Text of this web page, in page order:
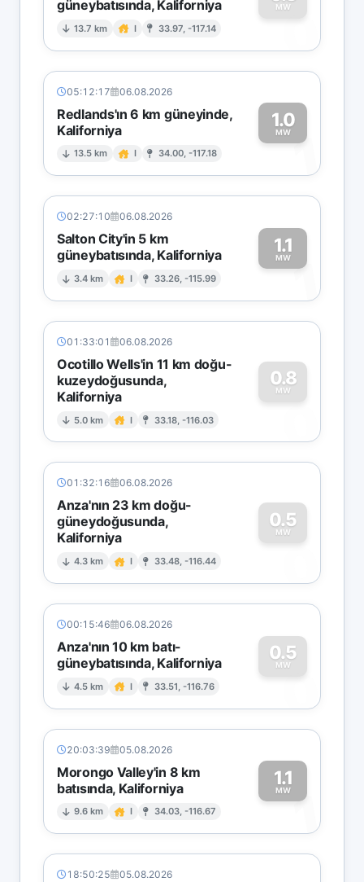
güneybatısında, Kaliforniya
13.7 km I 33.97, -117.14
MW
0
05:12:17 06.08.2026
Redlands'ın 6 km güneyinde,
Kaliforniya
13.5 km I 34.00, -117.18
1.0
MW1
02:27:10 06.08.2026
Salton City'in 5 km
güneybatısında, Kaliforniya
3.4 km I 33.26, -115.99
1.1
MW1
01:33:01 06.08.2026
Ocotillo Wells'in 11 km doğu-
kuzeydoğusunda,
Kaliforniya
5.0 km I 33.18, -116.03
0.8
MW
0
01:32:16 06.08.2026
Anza'nın 23 km doğu-
güneydoğusunda,
Kaliforniya
4.3 km I 33.48, -116.44
0.5
MW
0
00:15:46 06.08.2026
Anza'nın 10 km batı-
güneybatısında, Kaliforniya
4.5 km I 33.51, -116.76
0.5
MW
0
20:03:39 05.08.2026
Morongo Valley'in 8 km
batısında, Kaliforniya
9.6 km I 34.03, -116.67
1.1
MW1
18:50:25 05.08.2026